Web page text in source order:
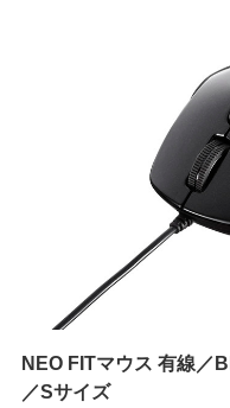
NEO FITマウス 有線／
／Sサイズ